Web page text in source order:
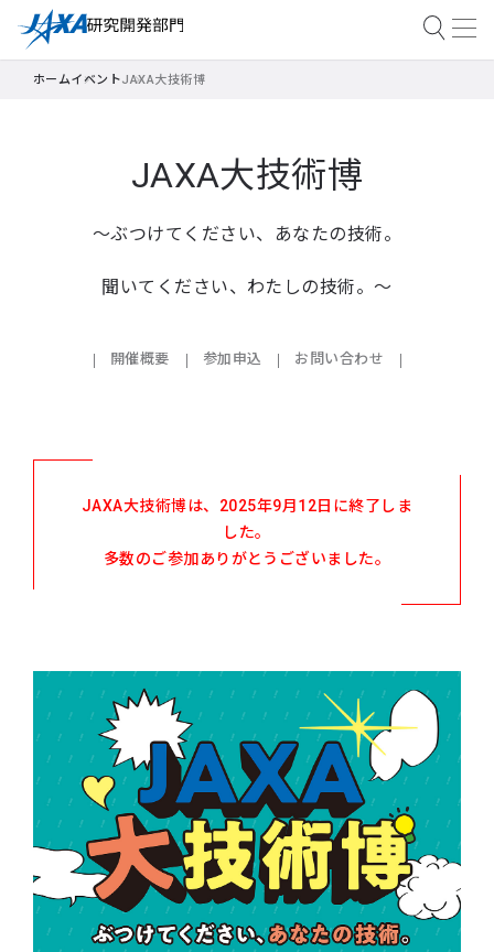
ホームイベントJAXA大技術博
JAXA大技術博
～ぶつけてください、あなたの技術。
聞いてください、わたしの技術。～
開催概要 参加申込 お問い合わせ
JAXA大技術博は、2025年9月12日に終了しま
した。
多数のご参加ありがとうございました。